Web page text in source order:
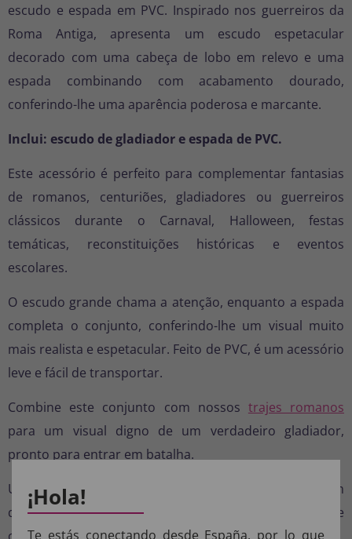
escudo e espada em PVC. Inspirado nos guerreiros da
Roma Antiga, apresenta um escudo espetacular
decorado com uma cabeça de lobo em relevo e uma
espada combinando com acabamento dourado,
conferindo-lhe uma aparência poderosa e marcante.
Inclui: escudo de gladiador e espada de PVC.
Este acessório é perfeito para complementar fantasias
de romanos, centuriões, gladiadores ou guerreiros
clássicos durante o Carnaval, Halloween, festas
temáticas, reconstituições históricas e eventos
escolares.
O escudo grande chama a atenção, enquanto a espada
completa o conjunto, conferindo-lhe um visual muito
mais realista e espetacular. Feito de PVC, é um acessório
leve e fácil de transportar.
Combine este conjunto com nossos trajes romanos
para um visual digno de um verdadeiro gladiador,
pronto para entrar em batalha.
Uma opção ideal para quem procura se destacar em
qualquer festa com um acessório marcante, elegante e
¡Hola!
Te estás conectando desde España, por lo que